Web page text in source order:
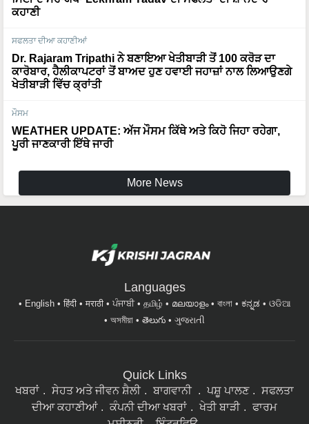
ਕਹਾਣੀ
ਸਫਲਤਾ ਦੀਆ ਕਹਾਣੀਆਂ
Dr. Rajaram Tripathi ਨੇ ਬਣਾਇਆ ਖੇਤੀਬਾੜੀ ਤੋਂ 100 ਕਰੋੜ ਦਾ
ਕਾਰੋਬਾਰ, ਹੈਲੀਕਾਪਟਰਾਂ ਤੋਂ ਬਾਅਦ ਹੁਣ ਹਵਾਈ ਜਹਾਜ਼ਾਂ ਨਾਲ ਲਿਆਉਣਗੇ
ਖੇਤੀਬਾੜੀ ਵਿੱਚ ਕ੍ਰਾਂਤੀ
ਮੌਸਮ
WEATHER UPDATE: ਅੱਜ ਮੌਸਮ ਕਿੱਥੇ ਅਤੇ ਕਿਹੋ ਜਿਹਾ ਰਹੇਗਾ,
ਪੂਰੀ ਜਾਣਕਾਰੀ ਇੱਥੇ ਜਾਰੀ
More News
Languages
English हिंदी मराठी ਪੰਜਾਬੀ தமிழ் മലയാളം বাংলা ಕನ್ನಡ
ଓଡିଆ
অসমীয়া
తెలుగు ગુજરાતી
Quick Links
ਖਬਰਾਂ ਸੇਹਤ ਅਤੇ ਜੀਵਨ ਸ਼ੈਲੀ ਬਾਗਵਾਨੀ ਪਸ਼ੂ ਪਾਲਣ
ਸਫਲਤਾ
ਦੀਆ ਕਹਾਣੀਆਂ
ਕੰਪਨੀ ਦੀਆ ਖਬਰਾਂ ਖੇਤੀ ਬਾੜੀ
ਫਾਰਮ